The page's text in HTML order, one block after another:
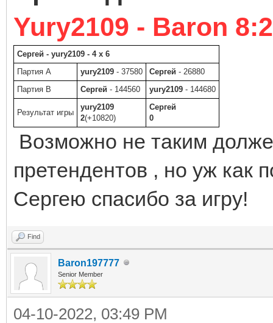
Yury2109 - Baron 8:2
Сергей - yury2109 - 4 x 6
Партия A
yury2109 - 37580 Сергей - 26880
Партия B
Сергей - 144560 yury2109 - 144680
Результат игры
yury2109
2(+10820)
Сергей
0
Возможно не таким
претендентов , но уж как
Сергею спасибо за игру!
Find
Baron197777
Senior Member
04-10-2022, 03:49 PM